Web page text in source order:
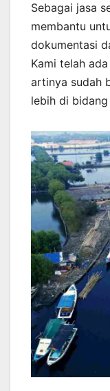
Sebagai jasa
membantu
dokumentasi
Kami telah
artinya sudah
lebih di